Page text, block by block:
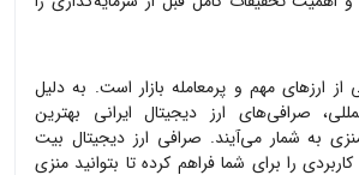
ارزهای مهم و پرمعامله بازار است. به دلیل
صرافی‌های ارز دیجیتال ایرانی بهترین
به شمار می‌آیند. صرافی ارز دیجیتال بیت
را برای شما فراهم کرده تا بتوانید منزی